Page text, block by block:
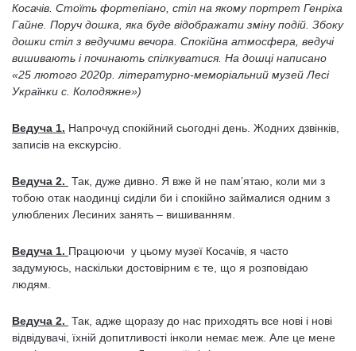
Косачів. Стоїть фортепіано, стіл на якому портрет Генріха
Гайне. Поруч дошка, яка буде відображати зміну подій. Збоку
дошки стіл з ведучими вечора. Спокійна атмосфера, ведучі
вишивають і починають спілкуватися. На дошці написано
«25 лютого 2020р. літературно-меморіальний музей Лесі
Українки с. Колодяжне»)
Ведуча 1. Напрочуд спокійний сьогодні день. Жодних дзвінків,
записів на екскурсію.
Ведуча 2. Так, дуже дивно. Я вже й не пам’ятаю, коли ми з
тобою отак наодинці сиділи би і спокійно займалися одним з
улюблених Лесиних занять – вишиванням.
Ведуча 1. Працюючи у цьому музеї Косачів, я часто
задумуюсь, наскільки достовірним є те, що я розповідаю
людям.
Ведуча 2. Так, адже щоразу до нас приходять все нові і нові
відвідувачі, їхній допитливості інколи немає меж. Але це мене